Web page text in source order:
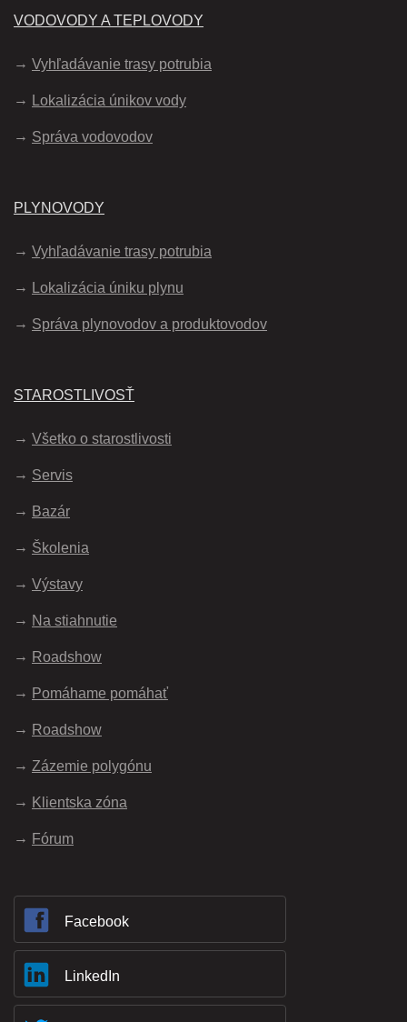
VODOVODY A TEPLOVODY
Vyhľadávanie trasy potrubia
Lokalizácia únikov vody
Správa vodovodov
PLYNOVODY
Vyhľadávanie trasy potrubia
Lokalizácia úniku plynu
Správa plynovodov a produktovodov
STAROSTLIVOSŤ
Všetko o starostlivosti
Servis
Bazár
Školenia
Výstavy
Na stiahnutie
Roadshow
Pomáhame pomáhať
Roadshow
Zázemie polygónu
Klientska zóna
Fórum
Facebook
LinkedIn